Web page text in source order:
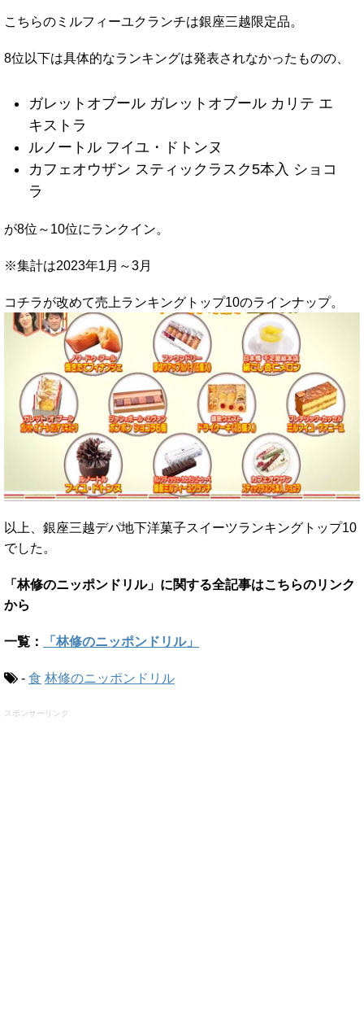
こちらのミルフィーユクランチは銀座三越限定品。
8位以下は具体的なランキングは発表されなかったものの、
ガレットオブール ガレットオブール カリテ エ
キストラ
ルノートル フイユ・ドトンヌ
カフェオウザン スティックラスク5本入 ショコ
ラ
が8位～10位にランクイン。
※集計は2023年1月～3月
コチラが改めて売上ランキングトップ10のラインナップ。
以上、銀座三越デパ地下洋菓子スイーツランキングトップ10
でした。
「林修のニッポンドリル」に関する全記事はこちらのリンク
から
一覧： 「林修のニッポンドリル」
- 食 林修のニッポンドリル
スポンサーリンク